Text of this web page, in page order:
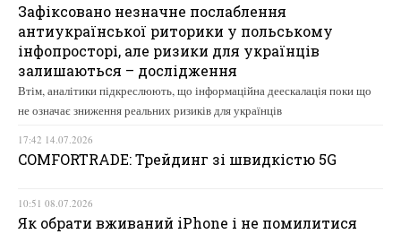
Зафіксовано незначне послаблення
антиукраїнської риторики у польському
інфопросторі, але ризики для українців
залишаються – дослідження
Втім, аналітики підкреслюють, що інформаційна деескалація поки що
не означає зниження реальних ризиків для українців
17:42 14.07.2026
COMFORTRADE: Трейдинг зі швидкістю 5G
10:51 08.07.2026
Як обрати вживаний iPhone і не помилитися